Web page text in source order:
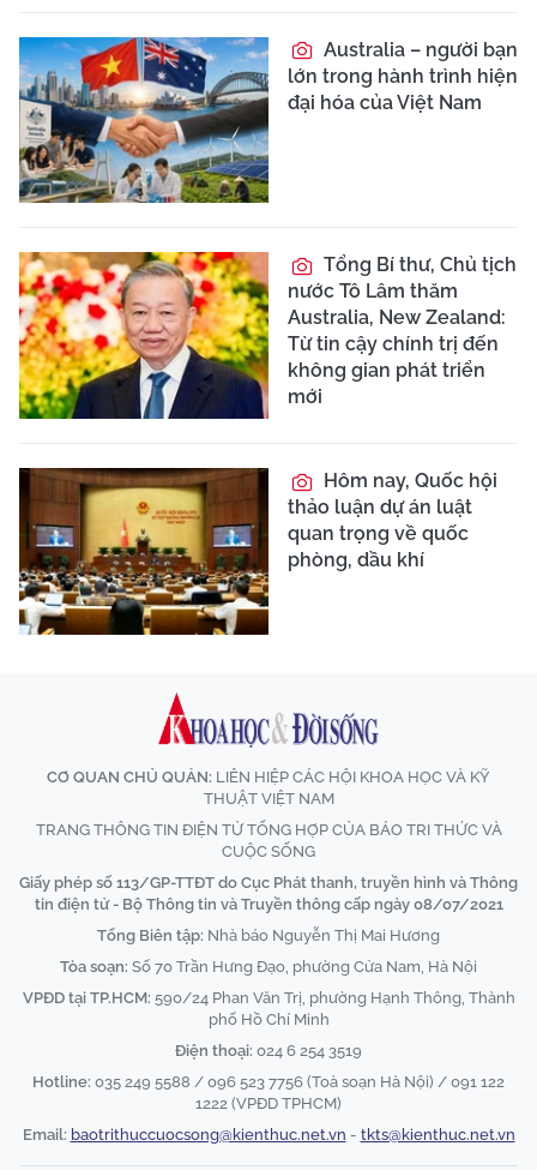
Australia – người bạn
lớn trong hành trình hiện
đại hóa của Việt Nam
Tổng Bí thư, Chủ tịch
nước Tô Lâm thăm
Australia, New Zealand:
Từ tin cậy chính trị đến
không gian phát triển
mới
Hôm nay, Quốc hội
thảo luận dự án luật
quan trọng về quốc
phòng, dầu khí
CƠ QUAN CHỦ QUẢN: LIÊN HIỆP CÁC HỘI KHOA HỌC VÀ KỸ
THUẬT VIỆT NAM
TRANG THÔNG TIN ĐIỆN TỬ TỔNG HỢP CỦA BÁO TRI THỨC VÀ
CUỘC SỐNG
Giấy phép số 113/GP-TTĐT do Cục Phát thanh, truyền hình và Thông
tin điện tử - Bộ Thông tin và Truyền thông cấp ngày 08/07/2021
Tổng Biên tập: Nhà báo Nguyễn Thị Mai Hương
Tòa soạn: Số 70 Trần Hưng Đạo, phường Cửa Nam, Hà Nội
VPĐD tại TP.HCM: 590/24 Phan Văn Trị, phường Hạnh Thông, Thành
phố Hồ Chí Minh
Điện thoại: 024 6 254 3519
Hotline: 035 249 5588 / 096 523 7756 (Toà soạn Hà Nội) / 091 122
1222 (VPĐD TPHCM)
Email: baotrithuccuocsong@kienthuc.net.vn - tkts@kienthuc.net.vn